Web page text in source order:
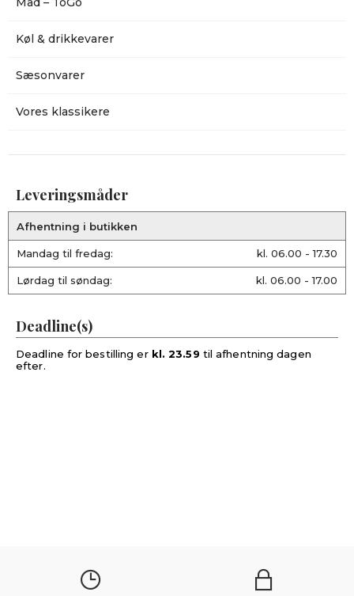
Køl & drikkevarer
Sæsonvarer
Vores klassikere
Leveringsmåder
Afhentning i butikken
Mandag til fredag: kl. 06.00 - 17.30
Lørdag til søndag: kl. 06.00 - 17.00
Deadline(s)
Deadline for bestilling er kl. 23.59 til afhentning dagen
efter.